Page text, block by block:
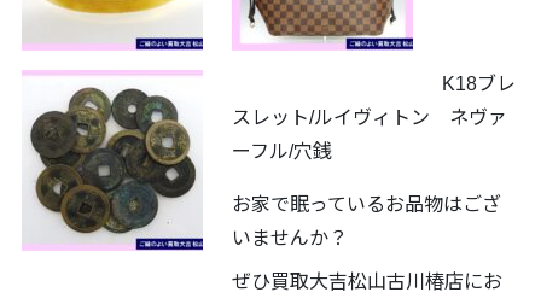
K18ブレ
スレット/ルイヴィトン ネヴァ
ーフル/穴銭
お家で眠っているお品物はござ
いませんか？
ぜひ買取大吉松山古川椿店にお